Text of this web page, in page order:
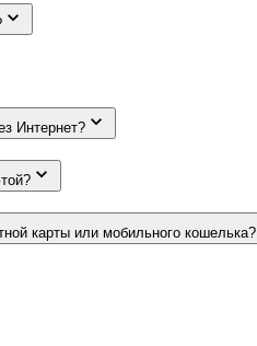
Интернет?
карты или мобильного кошелька?